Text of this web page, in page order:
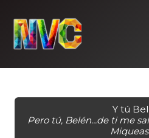
content
Y tú
Pero tú, Belén...de ti me
Miqueas